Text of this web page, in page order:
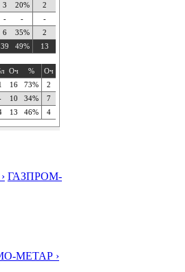
3 20% 2
- - -
6 35% 2
39 49% 13
Оч % Оч
16 73% 2
10 34% 7
13 46% 4
ГАЗПРОМ-
МЕТАР ›